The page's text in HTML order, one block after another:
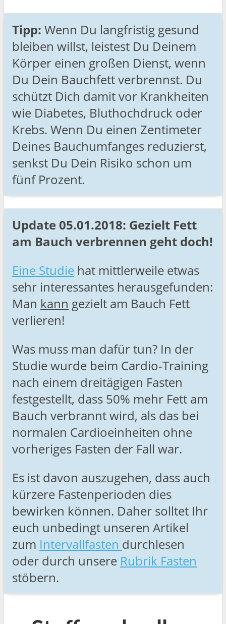
Tipp: Wenn Du langfristig gesund
bleiben willst, leistest Du Deinem
Körper einen großen Dienst, wenn
Du Dein Bauchfett verbrennst. Du
schützt Dich damit vor Krankheiten
wie Diabetes, Bluthochdruck oder
Krebs. Wenn Du einen Zentimeter
Deines Bauchumfanges reduzierst,
senkst Du Dein Risiko schon um
fünf Prozent.
Update 05.01.2018: Gezielt Fett
am Bauch verbrennen geht doch!
Eine Studie hat mittlerweile etwas
sehr interessantes herausgefunden:
Man kann gezielt am Bauch Fett
verlieren!
Was muss man dafür tun? In der
Studie wurde beim Cardio-Training
nach einem dreitägigen Fasten
festgestellt, dass 50% mehr Fett am
Bauch verbrannt wird, als das bei
normalen Cardioeinheiten ohne
vorheriges Fasten der Fall war.
Es ist davon auszugehen, dass auch
kürzere Fastenperioden dies
bewirken können. Daher solltet Ihr
euch unbedingt unseren Artikel
zum Intervallfasten durchlesen
oder durch unsere Rubrik Fasten
stöbern.